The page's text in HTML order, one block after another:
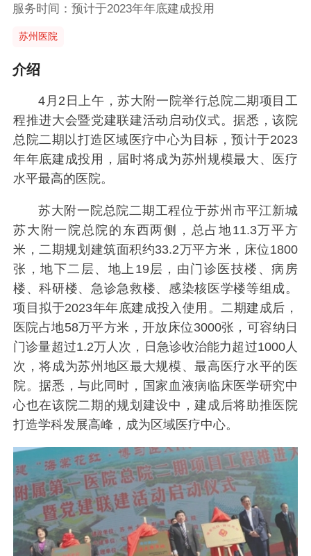
服务时间：预计于2023年年底建成投用
苏州医院
介绍
4月2日上午，苏大附一院举行总院二期项目工
程推进大会暨党建联建活动启动仪式。据悉，该院
总院二期以打造区域医疗中心为目标，预计于2023
年年底建成投用，届时将成为苏州规模最大、医疗
水平最高的医院。
苏大附一院总院二期工程位于苏州市平江新城
苏大附一院总院的东西两侧，总占地11.3万平方
米，二期规划建筑面积约33.2万平方米，床位1800
张，地下二层、地上19层，由门诊医技楼、病房
楼、科研楼、急诊急救楼、感染核医学楼等组成。
项目拟于2023年年底建成投入使用。二期建成后，
医院占地58万平方米，开放床位3000张，可容纳日
门诊量超过1.2万人次，日急诊收治能力超过1000人
次，将成为苏州地区最大规模、最高医疗水平的医
院。据悉，与此同时，国家血液病临床医学研究中
心也在该院二期的规划建设中，建成后将助推医院
打造学科发展高峰，成为区域医疗中心。